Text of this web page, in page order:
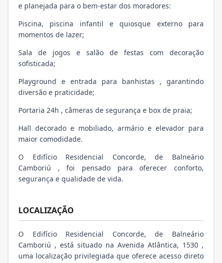
e planejada para o bem-estar dos moradores:
Piscina, piscina infantil e quiosque externo para
momentos de lazer;
Sala de jogos e salão de festas com decoração
sofisticada;
Playground e entrada para banhistas , garantindo
diversão e praticidade;
Portaria 24h , câmeras de segurança e box de praia;
Hall decorado e mobiliado, armário e elevador para
maior comodidade.
O Edifício Residencial Concorde, de Balneário
Camboriú , foi pensado para oferecer conforto,
segurança e qualidade de vida.
LOCALIZAÇÃO
O Edifício Residencial Concorde, de Balneário
Camboriú , está situado na Avenida Atlântica, 1530 ,
uma localização privilegiada que oferece acesso direto